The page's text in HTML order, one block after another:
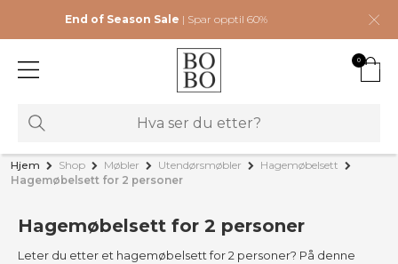
End of Season Sale | Spar opptil 60%
0
Hjem Shop Møbler Utendørsmøbler
Hagemøbelsett
Hagemøbelsett for 2 personer
Hagemøbelsett for 2 personer
Leter du etter et hagemøbelsett for 2 personer? På denne